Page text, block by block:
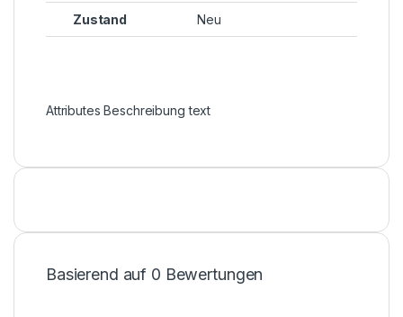
Zustand Neu
Attributes Beschreibung text
Basierend auf 0 Bewertungen